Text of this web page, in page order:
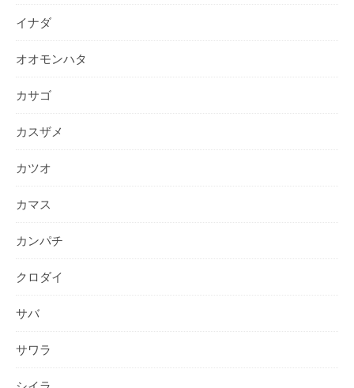
イナダ
オオモンハタ
カサゴ
カスザメ
カツオ
カマス
カンパチ
クロダイ
サバ
サワラ